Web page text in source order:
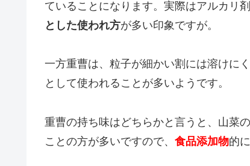
ていることになります。実際はアルカリ
とした使われ方が多い印象ですが。
一方重曹は、粒子が細かい割には溶けに
として使われることが多いようです。
重曹の持ち味はどちらかと言うと、山菜
ことの方が多いですので、 食品添加物的